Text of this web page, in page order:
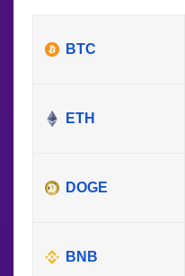
BTC
ETH
DOGE
BNB